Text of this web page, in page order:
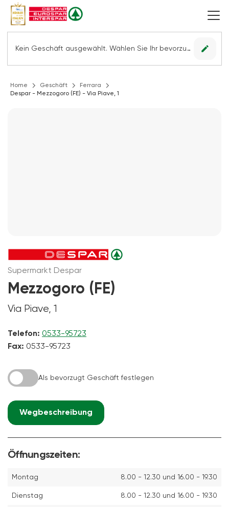
Kein Geschäft ausgewählt. Wählen Sie Ihr bevorzugtes Geschäft, um alle Angebote sehen zu können. edit
Home Geschäft
Ferrara
Despar - Mezzogoro (FE) - Via Piave, 1
Supermarkt Despar
Mezzogoro (FE)
Via Piave, 1
Telefon: 0533-95723
Fax: 0533-95723
Als bevorzugt Geschäft festlegen
Wegbeschreibung
Öffnungszeiten:
Montag 8.00 - 12.30 und 16.00 - 19.30
Dienstag 8.00 - 12.30 und 16.00 - 19.30